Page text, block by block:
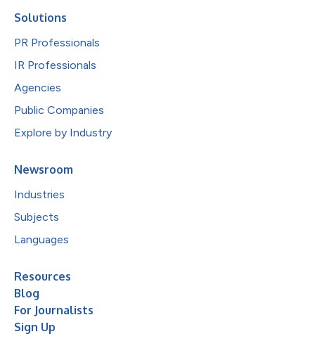
Solutions
PR Professionals
IR Professionals
Agencies
Public Companies
Explore by Industry
Newsroom
Industries
Subjects
Languages
Resources
Blog
For Journalists
Sign Up